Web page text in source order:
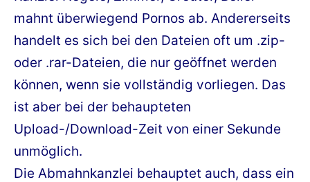
mahnt überwiegend Pornos ab. Andererseits
handelt es sich bei den Dateien oft um .zip-
oder .rar-Dateien, die nur geöffnet werden
können, wenn sie vollständig vorliegen. Das
ist aber bei der behaupteten
Upload-/Download-Zeit von einer Sekunde
unmöglich.
Die Abmahnkanzlei behauptet auch, dass ein